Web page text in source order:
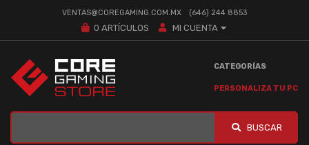
VENTAS@COREGAMING.COM.MX (646) 244 8853
0 ARTÍCULOS MI CUENTA
CATEGORÍAS
PERSONALIZA TU PC
BUSCAR